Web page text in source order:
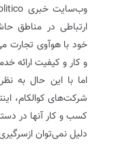
ارتباطی در مناطق
خود با هوآوی
و کار و کیفیت ارائه
اما با این حال به
شرکت‌های کوالکام،
کسب و کار آنها در
دلیل نمی‌توان